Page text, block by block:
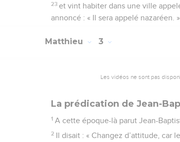
23 et vint habiter dans une ville
annoncé : « Il sera appelé nazaréen. »
Matthieu 3
Les vidéos ne sont pas
La prédication de Jean-
1 A cette époque-là parut Jean-
2 Il disait : « Changez d’attitude, car